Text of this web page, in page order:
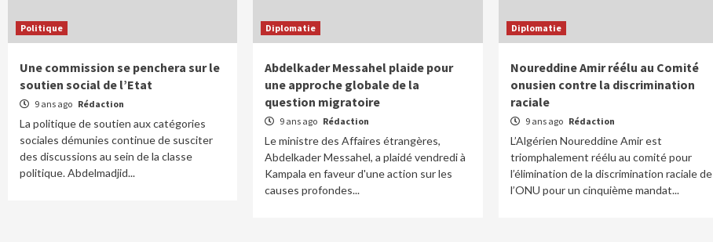
Politique
Une commission se penchera sur le
soutien social de l’Etat
9 ans ago Rédaction
La politique de soutien aux catégories
sociales démunies continue de susciter
des discussions au sein de la classe
politique. Abdelmadjid...
Diplomatie
Abdelkader Messahel plaide pour
une approche globale de la
question migratoire
9 ans ago Rédaction
Le ministre des Affaires étrangères,
Abdelkader Messahel, a plaidé vendredi à
Kampala en faveur d'une action sur les
causes profondes...
Diplomatie
Noureddine Amir réélu au Comité
onusien contre la discrimination
raciale
9 ans ago Rédaction
L’Algérien Noureddine Amir est
triomphalement réélu au comité pour
l’élimination de la discrimination raciale de
l’ONU pour un cinquième mandat...